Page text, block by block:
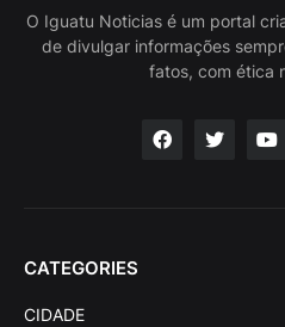
O Iguatu Noticias é um portal
de divulgar informações
fatos, com ética
CATEGORIES
CIDADE